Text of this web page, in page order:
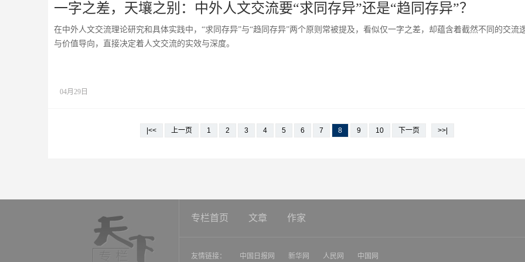
一字之差，天壤之别：中外人文交流要“求同存异”还是“趋同存异”？
在中外人文交流理论研究和具体实践中，“求同存异”与“趋同存异”两个原则常被提及，看似仅一字之差，却蕴含着截然不同的交流
与价值导向，直接决定着人文交流的实效与深度。
04月29日
|<< 上一页 1 2 3 4 5 6 7 8 9 10 下一页 >>|
专栏首页 文章 作家
友情链接： 中国日报网 新华网 人民网 中国网